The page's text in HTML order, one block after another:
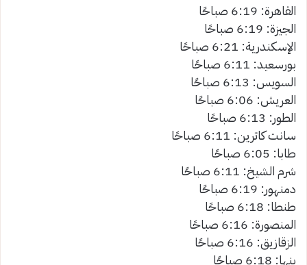
القاهرة: 6:19 صباحًا
الجيزة: 6:19 صباحًا
الإسكندرية: 6:21 صباحًا
بورسعيد: 6:11 صباحًا
السويس: 6:13 صباحًا
العريش: 6:06 صباحًا
الطور: 6:13 صباحًا
سانت كاترين: 6:11 صباحًا
طابا: 6:05 صباحًا
شرم الشيخ: 6:11 صباحًا
دمنهور: 6:19 صباحًا
طنطا: 6:18 صباحًا
المنصورة: 6:16 صباحًا
الزقازيق: 6:16 صباحًا
بنها: 6:18 صباحًا